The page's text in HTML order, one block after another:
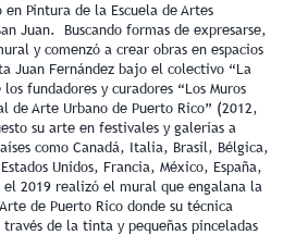
Pintura de la Escuela de Artes
Juan. Buscando formas de expresarse,
y comenzó a crear obras en espacios
Juan Fernández bajo el colectivo “La
fundadores y curadores “Los Muros
de Arte Urbano de Puerto Rico” (2012,
su arte en festivales y galerías a
como Canadá, Italia, Brasil, Bélgica,
Unidos, Francia, México, España,
2019 realizó el mural que engalana la
de Puerto Rico donde su técnica
de la tinta y pequeñas pinceladas